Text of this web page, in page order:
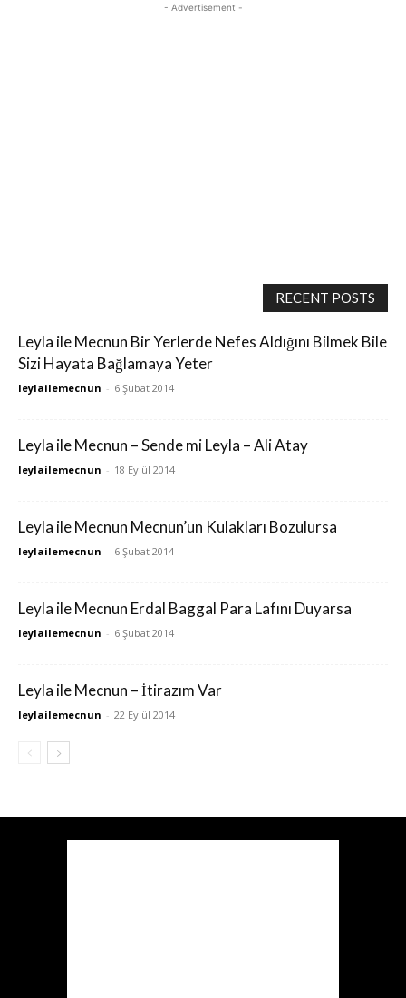
- Advertisement -
RECENT POSTS
Leyla ile Mecnun Bir Yerlerde Nefes Aldığını Bilmek Bile
Sizi Hayata Bağlamaya Yeter
leylailemecnun - 6 Şubat 2014
Leyla ile Mecnun – Sende mi Leyla – Ali Atay
leylailemecnun - 18 Eylül 2014
Leyla ile Mecnun Mecnun’un Kulakları Bozulursa
leylailemecnun - 6 Şubat 2014
Leyla ile Mecnun Erdal Baggal Para Lafını Duyarsa
leylailemecnun - 6 Şubat 2014
Leyla ile Mecnun – İtirazım Var
leylailemecnun - 22 Eylül 2014